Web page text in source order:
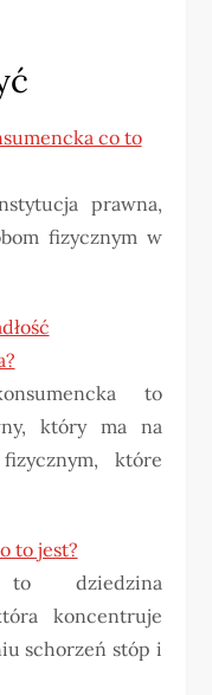
co to
prawna,
fizycznym w
to
który ma na
które
to jest?
to dziedzina
koncentruje
schorzeń stóp i